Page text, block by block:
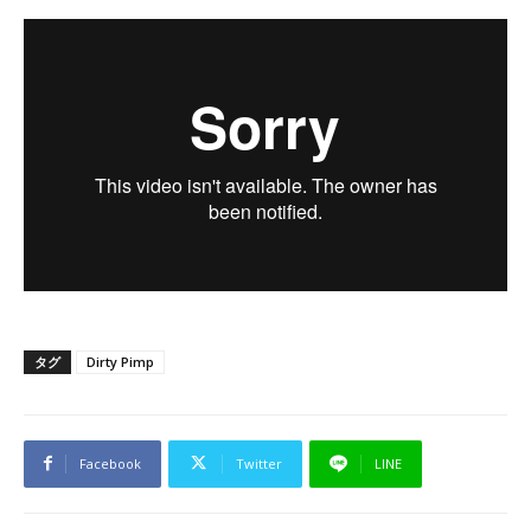
タグ Dirty Pimp
Facebook Twitter LINE